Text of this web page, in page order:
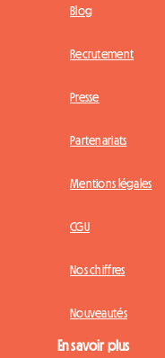
Blog
Recrutement
Presse
Partenariats
Mentions légales
CGU
Nos chiffres
Nouveautés
En savoir plus